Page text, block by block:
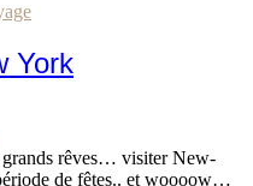
York
grands rêves… visiter New-
de fêtes.. et woooow…